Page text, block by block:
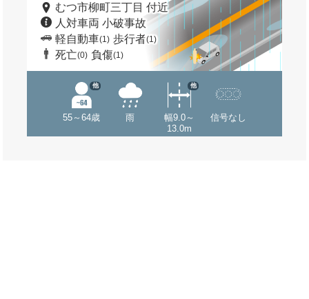
むつ市柳町三丁目 付近
人対車両 小破事故
軽自動車(1) 歩行者(1)
死亡(0) 負傷(1)
55～64歳
他
雨
幅9.0～
13.0m
他
信号なし